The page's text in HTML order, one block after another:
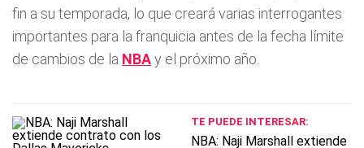
fin a su temporada, lo que creará varias interrogantes
importantes para la franquicia antes de la fecha límite
de cambios de la NBAy el próximo año.
TE PUEDE INTERESAR:
NBA: Naji Marshall extiende